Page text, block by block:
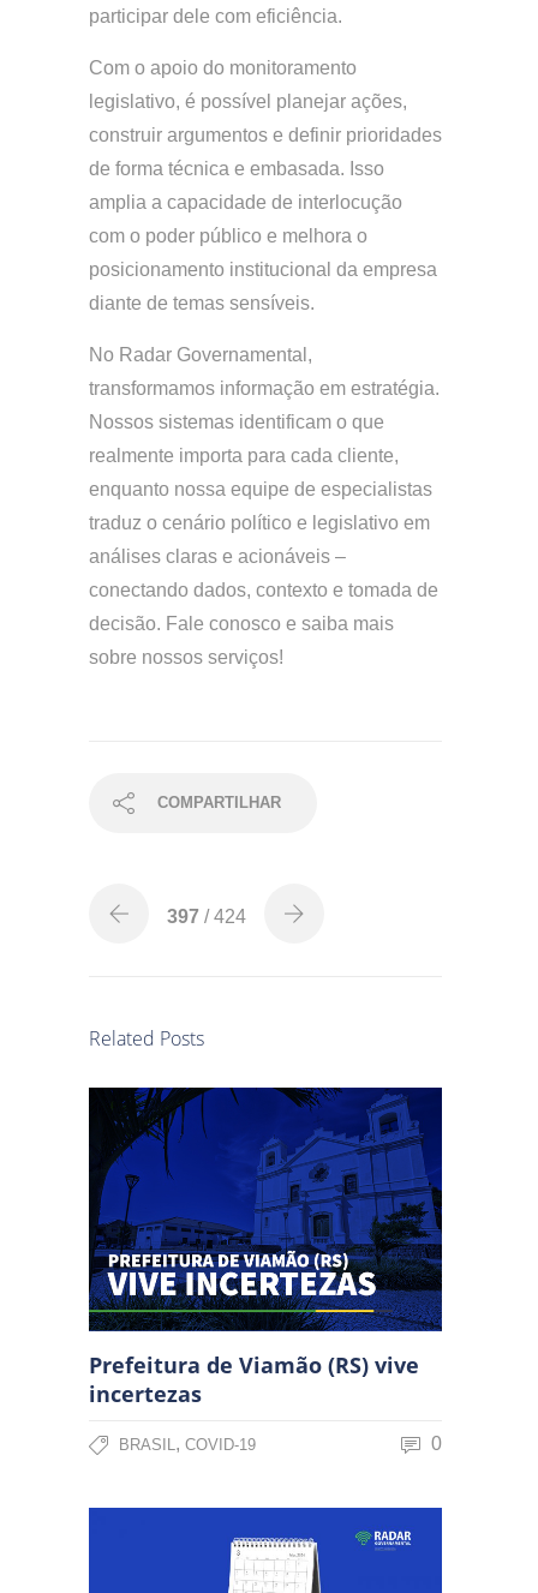
participar dele com eficiência.
Com o apoio do monitoramento
legislativo, é possível planejar ações,
construir argumentos e definir prioridades
de forma técnica e embasada. Isso
amplia a capacidade de interlocução
com o poder público e melhora o
posicionamento institucional da empresa
diante de temas sensíveis.
No Radar Governamental,
transformamos informação em estratégia.
Nossos sistemas identificam o que
realmente importa para cada cliente,
enquanto nossa equipe de especialistas
traduz o cenário político e legislativo em
análises claras e acionáveis –
conectando dados, contexto e tomada de
decisão. Fale conosco e saiba mais
sobre nossos serviços!
COMPARTILHAR
397 / 424
Related Posts
Prefeitura de Viamão (RS) vive
incertezas
BRASIL , COVID-19 0